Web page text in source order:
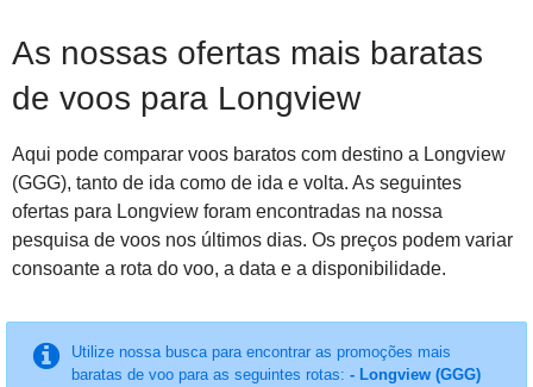
As nossas ofertas mais baratas
de voos para Longview
Aqui pode comparar voos baratos com destino a Longview
(GGG), tanto de ida como de ida e volta. As seguintes
ofertas para Longview foram encontradas na nossa
pesquisa de voos nos últimos dias. Os preços podem variar
consoante a rota do voo, a data e a disponibilidade.
Utilize nossa busca para encontrar as promoções mais
baratas de voo para as seguintes rotas: - Longview (GGG)